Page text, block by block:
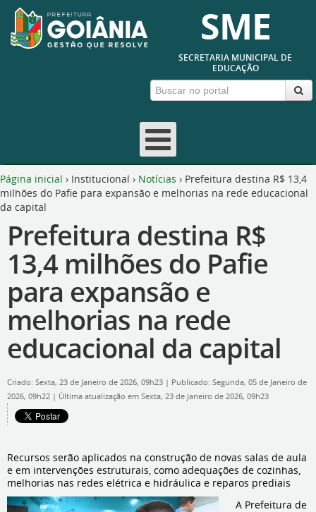
SME
SECRETARIA MUNICIPAL DE
EDUCAÇÃO
Página inicial › Institucional › Notícias › Prefeitura destina R$ 13,4
milhões do Pafie para expansão e melhorias na rede educacional
da capital
Prefeitura destina R$
13,4 milhões do Pafie
para expansão e
melhorias na rede
educacional da capital
Criado: Sexta, 23 de Janeiro de 2026, 09h23 | Publicado: Segunda, 05 de Janeiro de
2026, 09h22 | Última atualização em Sexta, 23 de Janeiro de 2026, 09h23
Recursos serão aplicados na construção de novas salas de aula
e em intervenções estruturais, como adequações de cozinhas,
melhorias nas redes elétrica e hidráulica e reparos prediais
A Prefeitura de